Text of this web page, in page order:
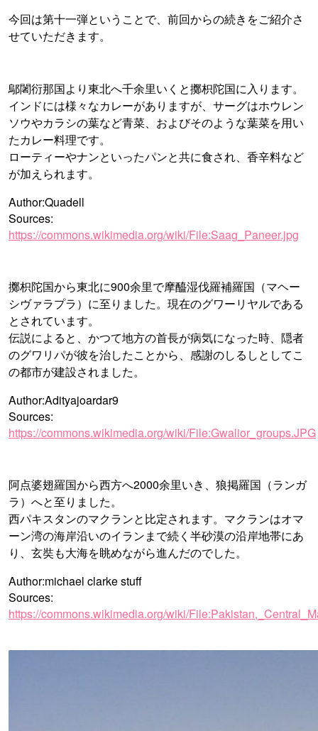
今回は第十一弾ということで、前回からの続きをご紹介さ
せていただきます。
鄔闍衍那国より東北へ千余里いくと擲枳陀国に入ります。
インドには様々なカレーがありますが、サーグはホウレン
ソウやカラシの葉など青菜、およびそのような葉菜を用い
たカレー料理です。
ローティーやナンといったパンと共に食され、香辛料など
が加えられます。
Author:Quadell
Sources:
https://commons.wikimedia.org/wiki/File:Saag_Paneer.jpg
擲枳陀国から東北に900余里で摩醯湿伐羅補羅国（マヘー
シヴァラプラ）に至りました。現在のグワーリヤルである
とされています。
伝説によると、かつて地方の首長が病気になった時、隠者
のグワリパが彼を治したことから、感謝のしるしとしてこ
の都市が建設されました。
Author:Adityajoardar9
Sources:
https://commons.wikimedia.org/wiki/File:Gwalior_groups.JPG
阿点婆翅羅国から西方へ2000余里いき、狼掲羅国（ランガ
ラ）へと至りました。
西パキスタンのマクランと比定されます。マクランはオマ
ーン湾の海岸沿いのイランまで続く半砂漠の沿岸地帯にあ
り、玄奘も大海を眺めながら進んだのでした。
Author:michael clarke stuff
Sources:
https://commons.wikimedia.org/wiki/